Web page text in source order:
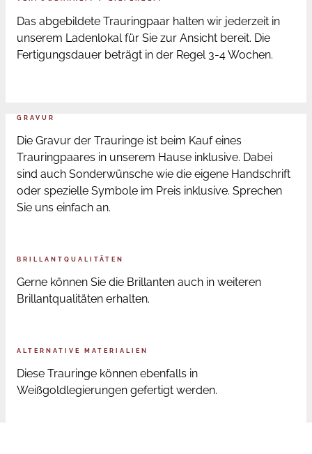
Das abgebildete Trauringpaar halten wir jederzeit in
unserem Ladenlokal für Sie zur Ansicht bereit. Die
Fertigungsdauer beträgt in der Regel 3-4 Wochen.
GRAVUR
Die Gravur der Trauringe ist beim Kauf eines
Trauringpaares in unserem Hause inklusive. Dabei
sind auch Sonderwünsche wie die eigene Handschrift
oder spezielle Symbole im Preis inklusive. Sprechen
Sie uns einfach an.
BRILLANTQUALITÄTEN
Gerne können Sie die Brillanten auch in weiteren
Brillantqualitäten erhalten.
ALTERNATIVE MATERIALIEN
Diese Trauringe können ebenfalls in
Weißgoldlegierungen gefertigt werden.